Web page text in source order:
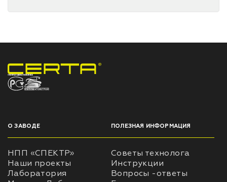
НПП «СПЕКТР» ЗАВОД ЛАКОКРАСОЧНЫХ МАТЕРИАЛОВ
О ЗАВОДЕ
НПП «СПЕКТР»
Наши проекты
Лаборатория
ПОЛЕЗНАЯ ИНФОРМАЦИЯ
Советы технолога
Инструкции
Вопросы -ответы